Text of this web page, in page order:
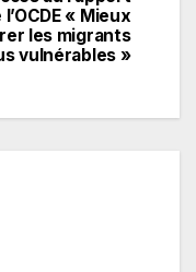
l’OCDE « Mieux
les migrants
vulnérables »